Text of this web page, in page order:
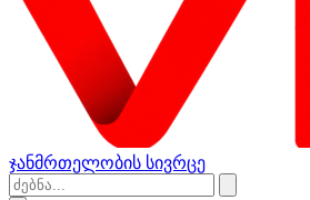
ჯანმრთელობის სივრცე